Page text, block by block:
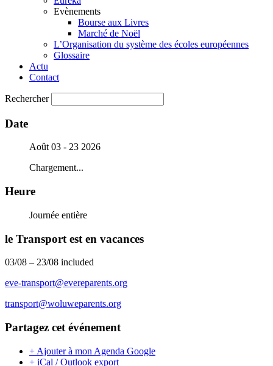
Evènements
Bourse aux Livres
Marché de Noël
L’Organisation du système des écoles européennes
Glossaire
Actu
Contact
Rechercher
Date
Août 03 - 23 2026
Chargement...
Heure
Journée entière
le Transport est en vacances
03/08 – 23/08 included
eve-transport@evereparents.org
transport@woluweparents.org
Partagez cet événement
+ Ajouter à mon Agenda Google
+ iCal / Outlook export